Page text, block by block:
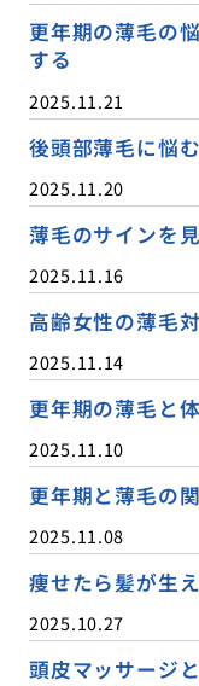
更年期の薄毛の
する
2025.11.21
後頭部薄毛に悩
2025.11.20
薄毛のサインを
2025.11.16
高齢女性の薄毛
2025.11.14
更年期の薄毛と
2025.11.10
更年期と薄毛の
2025.11.08
痩せたら髪が生
2025.10.27
頭皮マッサージ